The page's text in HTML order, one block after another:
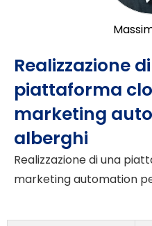
Realizzazione
piattaforma
marketing
alberghi
Realizzazione di una
marketing automation